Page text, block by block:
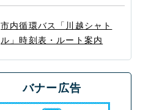
市内循環バス「川越シャト
ル」時刻表・ルート案内
バナー広告